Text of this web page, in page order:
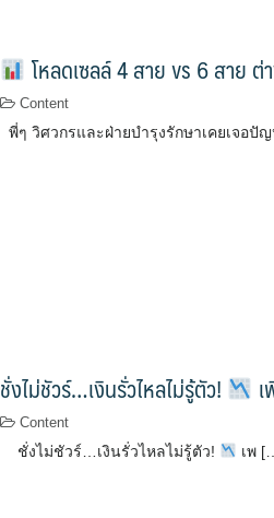
โหลดเซลล์ 4 สาย vs 6 สาย ต่
Content
พี่ๆ วิศวกรและฝ่ายบำรุงรักษาเคยเจอ
ชั่งไม่ชัวร์…เงินรั่วไหลไม่รู้ตัว!
Content
ชั่งไม่ชัวร์…เงินรั่วไหลไม่รู้ตัว! เพ